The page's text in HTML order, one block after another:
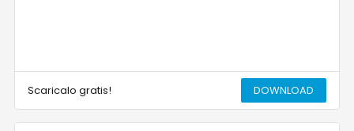
Scaricalo gratis! DOWNLOAD